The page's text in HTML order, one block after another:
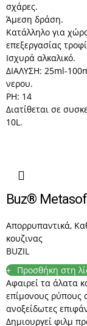
σχάρες.
Άμεση δράση.
Κατάλληλο για
επεξεργασίας
Ισχυρά αλκαλικό.
ΔΙΑΛΥΣΗ: 25ml-
νερου.
PH: 14
Διατίθεται σε
10L.
Buz®
Απορρυπαντικά,
κουζινας
BUZIL
Προσθήκη στη
Αφαιρεί τα άλατα
επίμονους ρύπους
ανοξείδωτες
Δημιουργεί φιλμ